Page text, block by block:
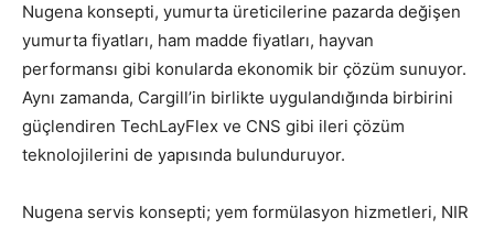
Nugena konsepti, yumurta üreticilerine pazarda değişen
yumurta fiyatları, ham madde fiyatları, hayvan
performansı gibi konularda ekonomik bir çözüm sunuyor.
Aynı zamanda, Cargill’in birlikte uygulandığında birbirini
güçlendiren TechLayFlex ve CNS gibi ileri çözüm
teknolojilerini de yapısında bulunduruyor.
Nugena servis konsepti; yem formülasyon hizmetleri, NIR